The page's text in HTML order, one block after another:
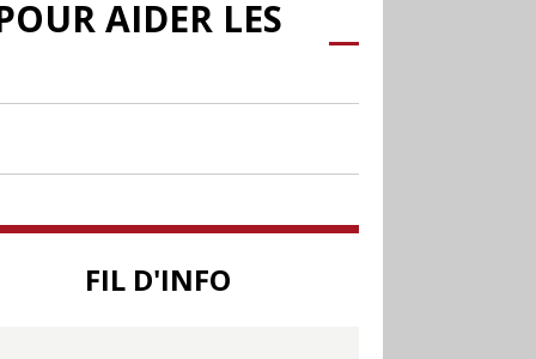
AIDER LES
FIL D'INFO
30.06
Canicule : les
soutenir le commerce
magasin à La Défense